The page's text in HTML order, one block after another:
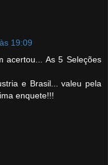
19:09
acertou... As 5 Seleções
e Brasil... valeu pela
enquete!!!